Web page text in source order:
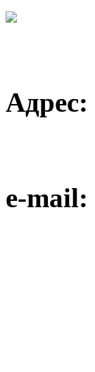
Адрес:
e-mail: